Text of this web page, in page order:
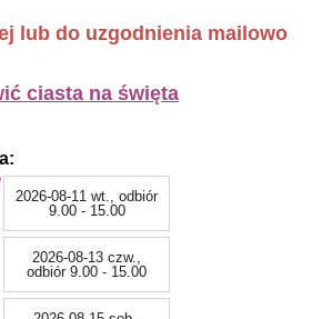
lub do uzgodnienia mailowo
ciasta na święta
2026-08-11 wt., odbiór
9.00 - 15.00
2026-08-13 czw.,
odbiór 9.00 - 15.00